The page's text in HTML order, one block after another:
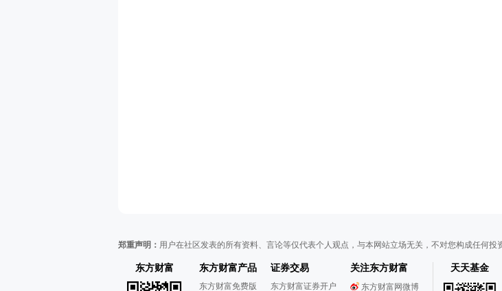
郑重声明： 用户在社区发表的所有资料、言论等仅代表个人观点，与本网站立场无关，不对您构成任何
东方财富 东方财富产品
东方财富免费版
证券交易
东方财富证券开户
关注东方财富
东方财富网微博
天天基金